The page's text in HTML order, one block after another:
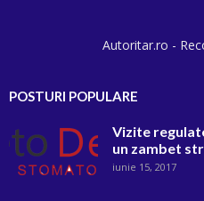
Autoritar.ro -
POSTURI POPULARE
Vizite
un zambet
iunie 15, 2017